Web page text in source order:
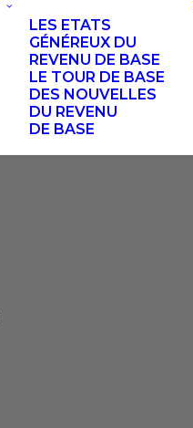
LES ETATS
GÉNÉREUX DU
REVENU DE BASE
LE TOUR DE BASE
DES NOUVELLES
DU REVENU
DE BASE